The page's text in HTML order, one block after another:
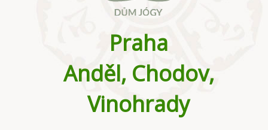
Praha
Anděl, Chodov,
Vinohrady